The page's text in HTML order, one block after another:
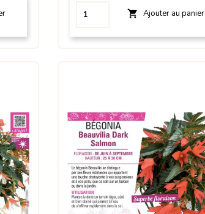
 Ajouter au panier